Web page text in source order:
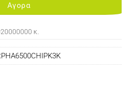
Αγορα
κ.